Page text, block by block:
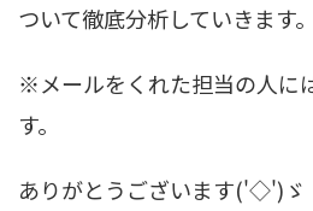
ついて徹底分析していきます。
※メールをくれた担当の人に
す。
ありがとうございます('◇')ゞ